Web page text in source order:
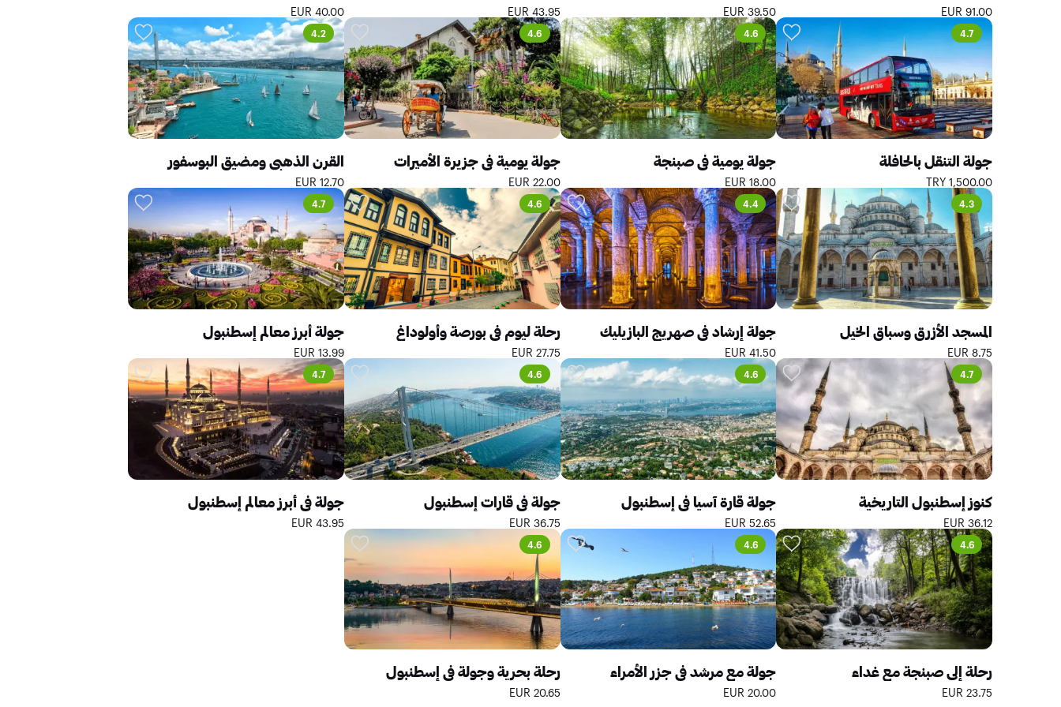
91.00 EUR
39.50 EUR
43.95 EUR
40.00 EUR
4.7
جولة التنقل بالحافلة
1,500.00 TRY
4.6
جولة يومية في صبنجة
18.00 EUR
4.6
جولة يومية في جزيرة الأميرات
22.00 EUR
4.2
القرن الذهبي ومضيق البوسفور
12.70 EUR
4.3
المسجد الأزرق وسباق الخيل
8.75 EUR
4.4
جولة إرشاد في صهريج البازيليك
41.50 EUR
4.6
رحلة ليوم في بورصة وأولوداغ
27.75 EUR
4.7
جولة أبرز معالم إسطنبول
13.99 EUR
4.7
كنوز إسطنبول التاريخية
36.12 EUR
4.6
جولة قارة آسيا في إسطنبول
52.65 EUR
4.6
جولة في قارات إسطنبول
36.75 EUR
4.7
جولة في أبرز معالم إسطنبول
43.95 EUR
4.6
رحلة إلى صبنجة مع غداء
23.75 EUR
4.6
جولة مع مرشد في جزر الأمراء
20.00 EUR
4.6
رحلة بحرية وجولة في إسطنبول
20.65 EUR